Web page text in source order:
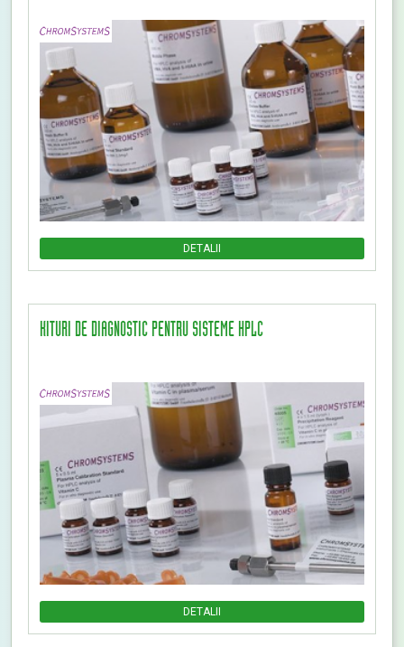
DETALII
KITURI DE DIAGNOSTIC PENTRU SISTEME HPLC
DETALII